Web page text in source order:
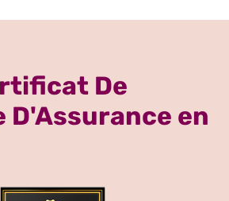
De
D'Assurance en